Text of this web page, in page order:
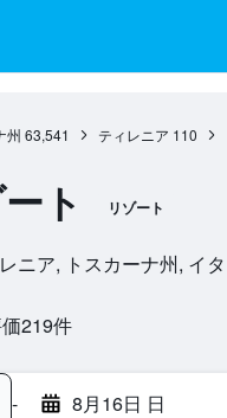
州 63,541 ティレニア 110
ト リゾート
ニア, トスカーナ州, イ
219​件
- 8月16日 日